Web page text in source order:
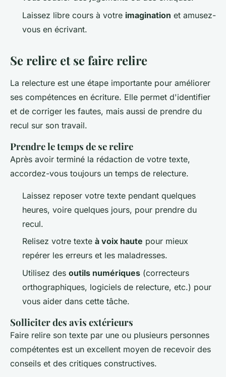
Laissez libre cours à votre imagination et amusez-
vous en écrivant.
Se relire et se faire relire
La relecture est une étape importante pour améliorer
ses compétences en écriture. Elle permet d'identifier
et de corriger les fautes, mais aussi de prendre du
recul sur son travail.
Prendre le temps de se relire
Après avoir terminé la rédaction de votre texte,
accordez-vous toujours un temps de relecture.
Laissez reposer votre texte pendant quelques
heures, voire quelques jours, pour prendre du
recul.
Relisez votre texte à voix haute pour mieux
repérer les erreurs et les maladresses.
Utilisez des outils numériques (correcteurs
orthographiques, logiciels de relecture, etc.) pour
vous aider dans cette tâche.
Solliciter des avis extérieurs
Faire relire son texte par une ou plusieurs personnes
compétentes est un excellent moyen de recevoir des
conseils et des critiques constructives.